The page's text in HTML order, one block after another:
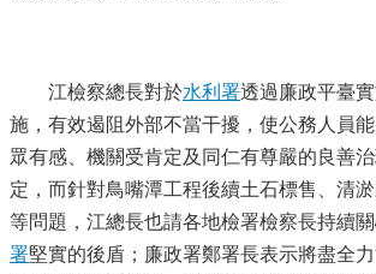
江檢察總長對於水利署透過廉政平臺
施，有效遏阻外部不當干擾，使公務人員
眾有感、機關受肯定及同仁有尊嚴的良善
定，而針對鳥嘴潭工程後續土石標售、清
等問題，江總長也請各地檢署檢察長持續
署堅實的後盾；廉政署鄭署長表示將盡全